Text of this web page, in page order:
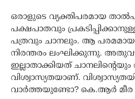
ഒരാളുടെ വ്യക്തിപരമായ
പക്ഷപാതവും
പത്രവും ചാനലും. ആ പരമമായ
നിരന്തരം ലംഘിക്കുന്നു.
ഇല്ലാതാക്കിയത്
വിശ്വാസ്യതയാണ്.
വാര്‍ത്തയുണ്ടോ? കെ.ആര്‍ മീര